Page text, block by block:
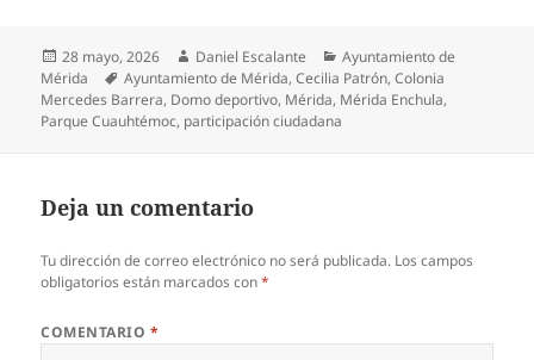
Publicado
el
28 mayo, 2026 Autor
Daniel Escalante Categorías
Ayuntamiento de
Mérida
Etiquetas
Ayuntamiento de Mérida,Cecilia Patrón,Colonia
Mercedes Barrera, Domo deportivo, Mérida, Mérida Enchula,
Parque Cuauhtémoc, participación ciudadana
Deja un comentario
Tu dirección de correo electrónico no será publicada. Los campos
obligatorios están marcados con*
COMENTARIO *